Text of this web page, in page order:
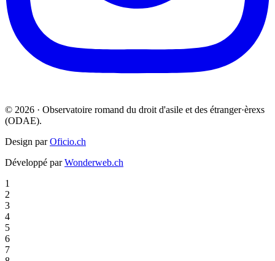
© 2026 · Observatoire romand du droit d'asile et des étranger·èrexs
(ODAE).
Design parOficio.ch
Développé parWonderweb.ch
1
2
3
4
5
6
7